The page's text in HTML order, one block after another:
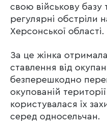
свою військову базу
регулярні обстріли
Херсонської області.
За це жінка
ставлення від
безперешкодно
окупованій
користувалася їх
серед односельчан.